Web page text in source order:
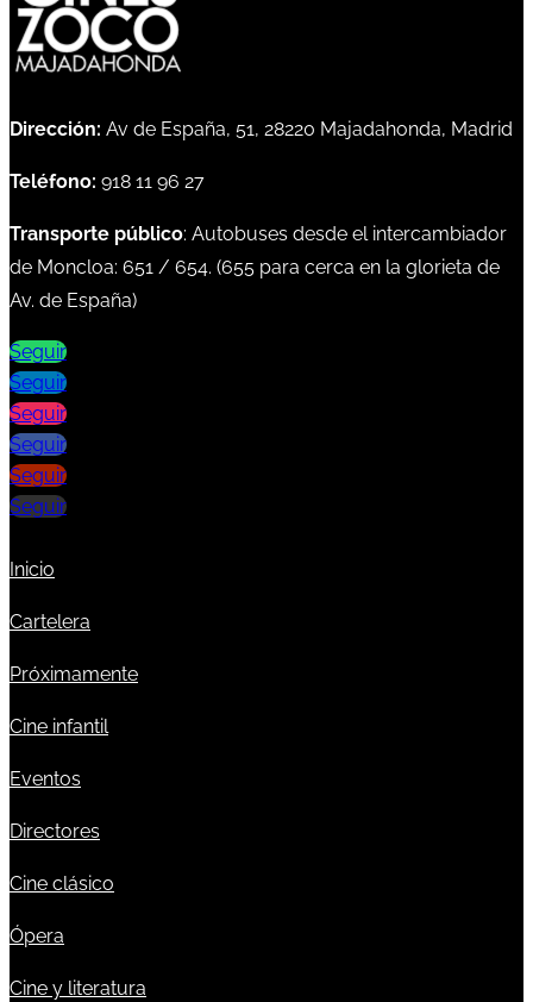
Dirección: Av de España, 51, 28220 Majadahonda, Madrid
Teléfono: 918 11 96 27
Transporte público: Autobuses desde el intercambiador
de Moncloa: 651 / 654. (655 para cerca en la glorieta de
Av. de España)
Seguir
Seguir
Seguir
Seguir
Seguir
Seguir
Inicio
Cartelera
Próximamente
Cine infantil
Eventos
Directores
Cine clásico
Ópera
Cine y literatura